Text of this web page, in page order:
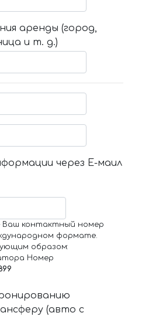
аренды (город,
и т. д.)
через Е-маил
контактный номер
формате.
образом:
Номер
(авто с